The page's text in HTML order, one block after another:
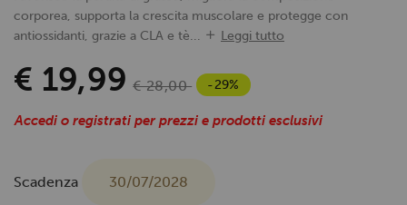
corporea, supporta la crescita muscolare e protegge con
antiossidanti, grazie a CLA e tè...
Leggi tutto
€ 19,99 € 28,00 -29%
Accedi o registrati per prezzi e prodotti esclusivi
Scadenza 30/07/2028